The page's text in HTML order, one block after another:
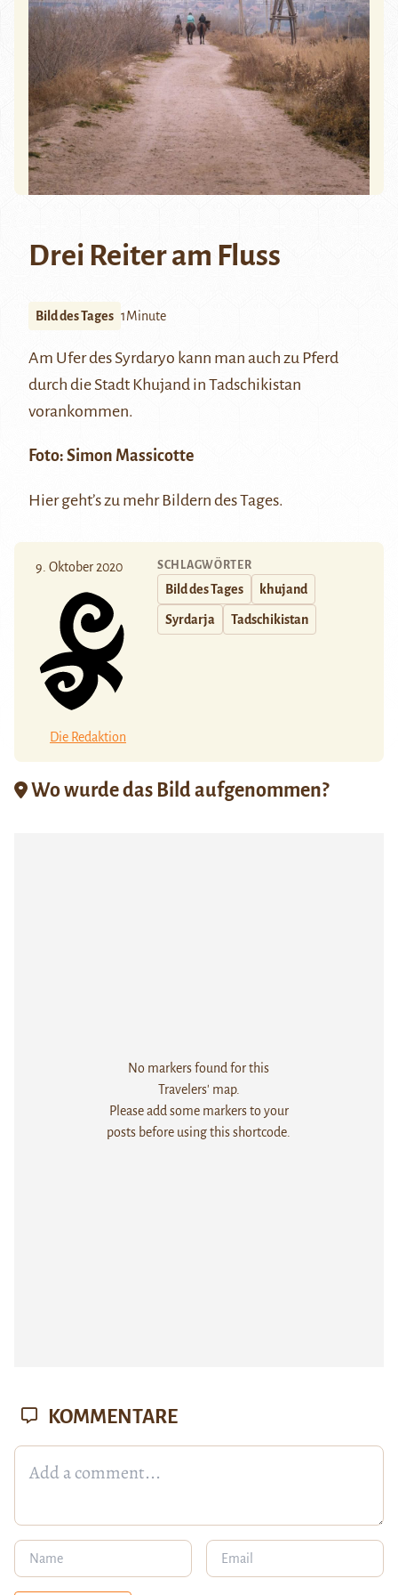
Drei Reiter am Fluss
Bild des Tages 1Minute
Am Ufer des Syrdaryo kann man auch zu Pferd
durch die Stadt Khujand in Tadschikistan
vorankommen.
Foto: Simon Massicotte
Hiergeht’s zu mehr Bildern des Tages.
9. Oktober 2020
Die Redaktion
SCHLAGWÖRTER
Bild des Tages khujand
Syrdarja Tadschikistan
Wo wurde das Bild aufgenommen?
No markers found for this
Travelers' map.
Please add some markers to your
posts before using this shortcode.
KOMMENTARE